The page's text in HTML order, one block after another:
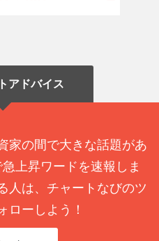
アドバイス
家の間で大きな話題があ
上昇ワードを速報しま
人は、チャートなびのツ
ローしよう！